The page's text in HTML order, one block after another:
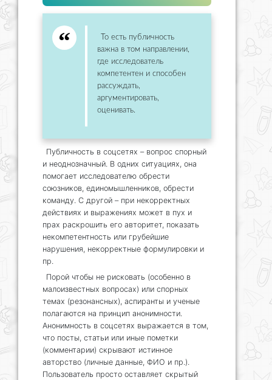
То есть публичность
важна в том направлении,
где исследователь
компетентен и способен
рассуждать,
аргументировать,
оценивать.
Публичность в соцсетях – вопрос спорный
и неоднозначный. В одних ситуациях, она
помогает исследователю обрести
союзников, единомышленников, обрести
команду. С другой – при некорректных
действиях и выражениях может в пух и
прах раскрошить его авторитет, показать
некомпетентность или грубейшие
нарушения, некорректные формулировки и
пр.
Порой чтобы не рисковать (особенно в
малоизвестных вопросах) или спорных
темах (резонансных), аспиранты и ученые
полагаются на принцип анонимности.
Анонимность в соцсетях выражается в том,
что посты, статьи или иные пометки
(комментарии) скрывают истинное
авторство (личные данные, ФИО и пр.).
Пользователь просто оставляет скрытый